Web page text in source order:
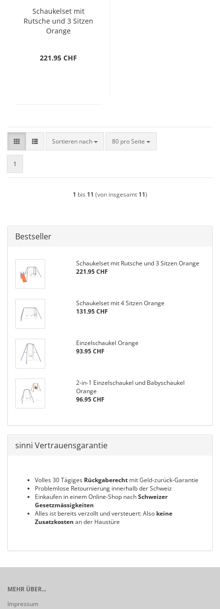
Schaukelset mit
Rutsche und 3 Sitzen
Orange
221.95 CHF
Sortieren nach
Sortieren nach 80 pro Seite
pro Seite
1
1 bis 11 (von insgesamt 11)
Bestseller
Schaukelset mit Rutsche und 3 Sitzen Orange
221.95 CHF
Schaukelset mit 4 Sitzen Orange
131.95 CHF
Einzelschaukel Orange
93.95 CHF
2-in-1 Einzelschaukel und Babyschaukel
Orange
96.95 CHF
sinni Vertrauensgarantie
Volles 30 Tägiges Rückgaberecht mit Geld-zurück-Garantie
Problemlose Retournierung innerhalb der Schweiz
Einkaufen in einem Online-Shop nachSchweizer
Gesetzmässigkeiten
Alles ist bereits verzollt und versteuert: Also keine
Zusatzkosten an der Haustüre
MEHR ÜBER...
Impressum